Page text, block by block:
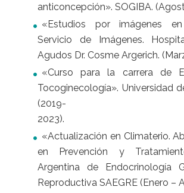
anticoncepción». SOGIBA.
«Estudios por imágenes en
Servicio de Imágenes.
Agudos Dr. Cosme Argerich.
«Curso para la carrera de
Tocoginecología». Universidad
(2019-
2023).
«Actualización en Climaterio.
en Prevención y
Argentina de Endocrinología
Reproductiva SAEGRE (Enero –